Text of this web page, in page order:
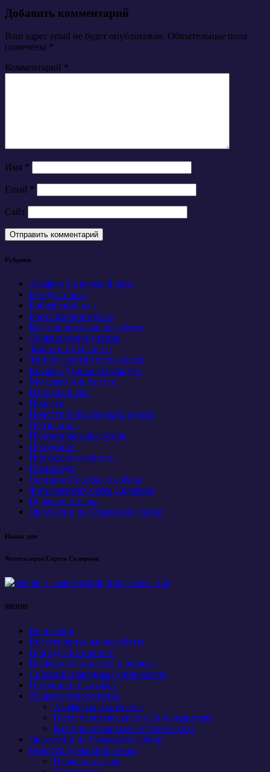
Добавить комментарий
Ваш адрес email не будет опубликован. Обязательные поля
помечены *
Комментарий *
Имя *
Email *
Сайт
Рубрики
Акафист на каждый день
Беседы о Боге
Библейский час
Богословские курсы
Восстановительные работы
Душеполезное чтение
Заметки отца Петра
Записи занятий всех курсов
Кружок Духовная культура
Мужской хор Анести
Народный хор
Новости
Новости Богословских курсов
Обзор книг
Паломническая служба
Праздники
Приходские новости
Проповеди
Святыни Спасского собора
Фотогалерея Сергея Склярова
Церковная лавка
Экскурсии по Спасскому собору
Икона дня
Фотогалерея Сергея Склярова
МЕНЮ
Наш собор
Восстановительные работы
Приходские новости
Церковные таинства и обряды
Спасский народный университет
Праздники и службы
Душеполезное чтение
Акафисты и молитвы
Грехи человеческие по 20 мытарствам
Как приготовиться ко Причастию
Экскурсии по Спасскому собору
Новости церковной лавки
Церковная лавка